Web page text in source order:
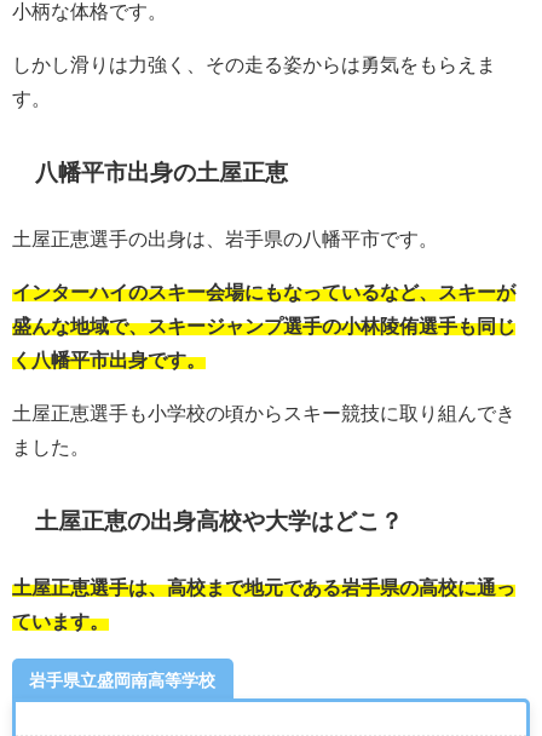
小柄な体格です。
しかし滑りは力強く、その走る姿からは勇気をもらえま
す。
八幡平市出身の土屋正恵
土屋正恵選手の出身は、岩手県の八幡平市です。
インターハイのスキー会場にもなっているなど、スキーが
盛んな地域で、スキージャンプ選手の小林陵侑選手も同じ
く八幡平市出身です。
土屋正恵選手も小学校の頃からスキー競技に取り組んでき
ました。
土屋正恵の出身高校や大学はどこ？
土屋正恵選手は、高校まで地元である岩手県の高校に通っ
ています。
岩手県立盛岡南高等学校